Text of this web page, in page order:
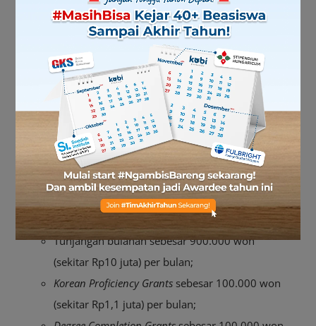
kamu penasaran, kan, apa sajabenefitdari Beasiswa
GKS sampai jadi incaran mahasiswa internasional?
Ternyata, banyak banget, lho, Sob!
Biaya kuliah hingga sebesar 5 juta won (sekitar
Rp56,7 juta yang ditanggung oleh NIIED, dan
jika ada biaya lebih, akan ditanggung oleh
universitas);
Tiket pesawat ekonomi pulang-pergi;
Biaya kursus Bahasa Korea selama 1 tahun;
Biaya kedatangan sebesar 200.000 won (sekitar
Rp2,2 juta);
Tunjangan bulanan sebesar 900.000 won
(sekitar Rp10 juta) per bulan;
Korean Proficiency Grants sebesar 100.000 won
(sekitar Rp1,1 juta) per bulan;